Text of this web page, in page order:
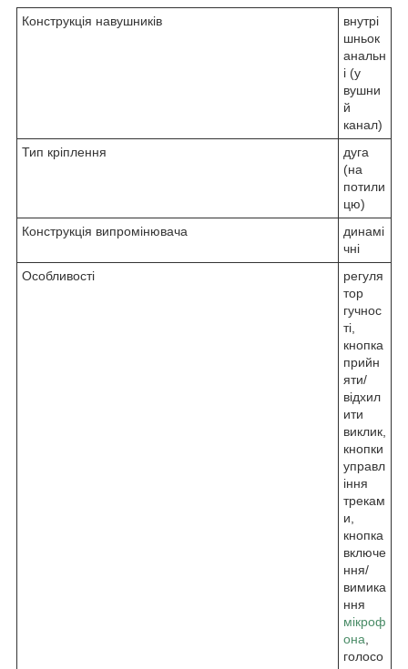
Конструкція навушників
внутрі
шньок
анальн
і (у
вушни
й
канал)
Тип кріплення
дуга
(на
потили
цю)
Конструкція випромінювача
динамі
чні
Особливості
регуля
тор
гучнос
ті,
кнопка
прийн
яти/
відхил
ити
виклик,
кнопки
управл
іння
трекам
и,
кнопка
включе
ння/
вимика
ння
мікроф
она,
голосо